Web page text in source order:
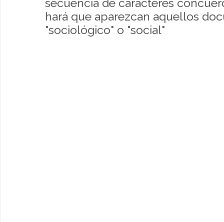
hará que aparezcan aquellos
"sociológico" o "social"